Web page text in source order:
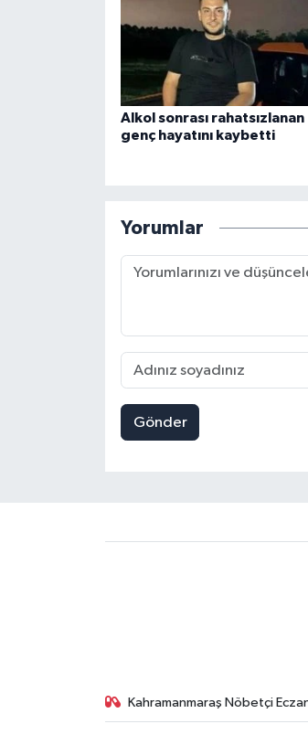
Alkol sonrası rahatsızlanan
genç hayatını kaybetti
Yorumlar
Gönder
Kahramanmaraş Nöbetçi